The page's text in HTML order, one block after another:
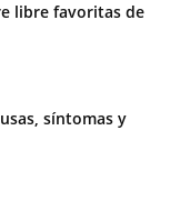
libre favoritas de
síntomas y